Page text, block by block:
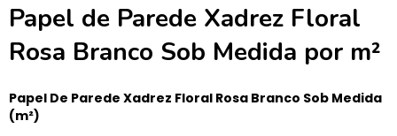
Papel de Parede Xadrez Floral
Rosa Branco Sob Medida por m²
Papel De Parede Xadrez Floral Rosa Branco Sob Medida
(m²)